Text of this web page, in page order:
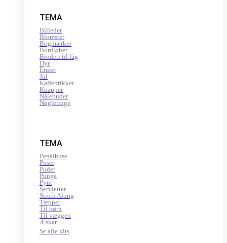
TEMA
Billeder
Blomster
Bogmærker
Bordløber
Broderi til låg
Dyr
Etuier
Jul
Kaffebrikker
Knapper
Nålepuder
Nøgleringe
TEMA
Penalhuse
Poser
Puder
Punge
Pynt
Servietter
Stitch Along
Tæpper
Til børn
Til væggen
Æsker
Se alle kits